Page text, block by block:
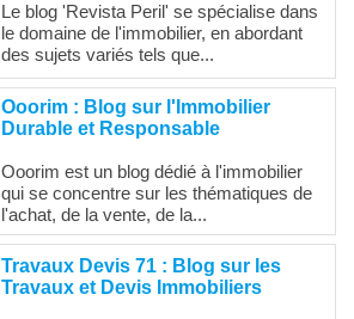
Le blog 'Revista Peril' se spécialise dans
le domaine de l'immobilier, en abordant
des sujets variés tels que...
Ooorim : Blog sur l'Immobilier
Durable et Responsable
Ooorim est un blog dédié à l'immobilier
qui se concentre sur les thématiques de
l'achat, de la vente, de la...
Travaux Devis 71 : Blog sur les
Travaux et Devis Immobiliers